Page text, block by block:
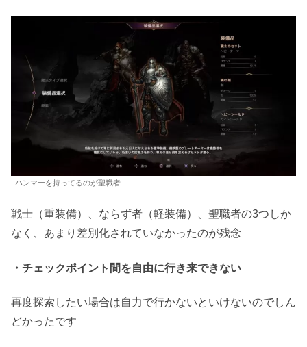
ハンマーを持ってるのが聖職者
戦士（重装備）、ならず者（軽装備）、聖職者の3つしか
なく、あまり差別化されていなかったのが残念
・チェックポイント間を自由に行き来できない
再度探索したい場合は自力で行かないといけないのでしん
どかったです